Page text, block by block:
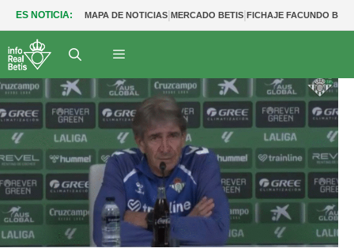
ES NOTICIA: MAPA DE NOTICIAS|MERCADO BETIS|FICHAJE FACUNDO